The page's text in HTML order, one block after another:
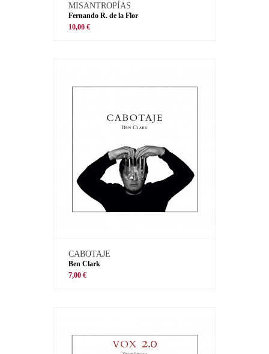
MISANTROPÍAS
Fernando R. de la Flor
10,00 €
CABOTAJE
Ben Clark
7,00 €